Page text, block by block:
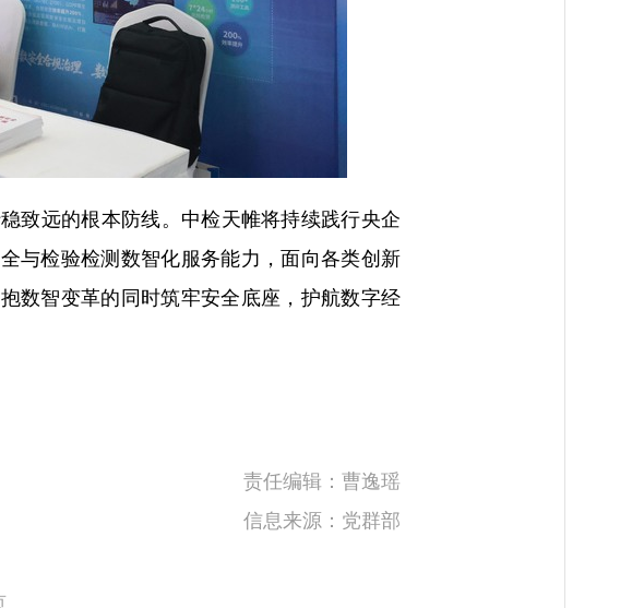
致远的根本防线。中检天帷将持续践行央企
与检验检测数智化服务能力，面向各类创新
数智变革的同时筑牢安全底座，护航数字经
责任编辑：曹逸瑶
信息来源：党群部